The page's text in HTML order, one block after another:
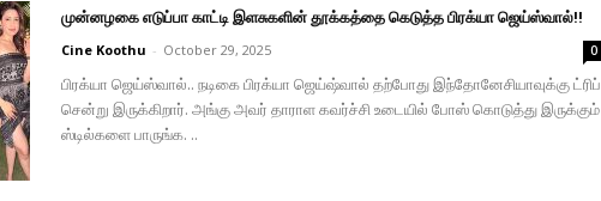
முன்னழகை எடுப்பா காட்டி இளசுகளின் தூக்கத்தை கெடுத்த பிரக்யா ஜெய்ஸ்வால்!!
Cine Koothu - October 29, 2025 0
பிரக்யா ஜெய்ஸ்வால்.. நடிகை பிரக்யா ஜெய்ஷ்வால் தற்போது இந்தோனேசியாவுக்கு ட்ரிப்
சென்று இருக்கிறார். அங்கு அவர் தாராள கவர்ச்சி உடையில் போஸ் கொடுத்து இருக்கும்
ஸ்டில்களை பாருங்க. ..